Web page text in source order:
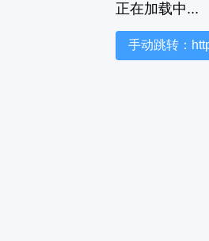
正在加载中...
手动跳转：